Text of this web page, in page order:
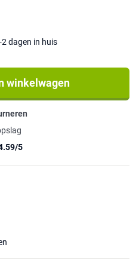
dagen in huis
winkelwagen
5